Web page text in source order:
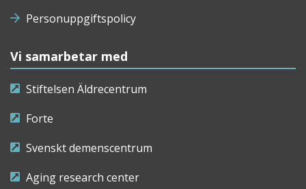
Personuppgiftspolicy
Vi samarbetar med
Stiftelsen Äldrecentrum
Forte
Svenskt demenscentrum
Aging research center